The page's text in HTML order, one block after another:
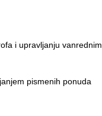
i upravljanju
pismenih ponuda